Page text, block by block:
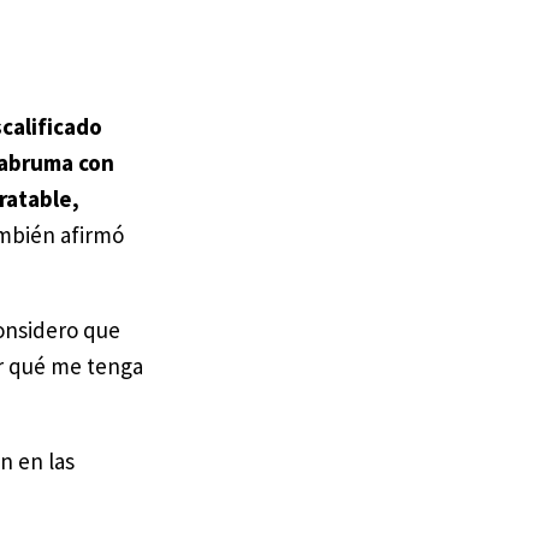
con
afirmó
que
qué me tenga
en las